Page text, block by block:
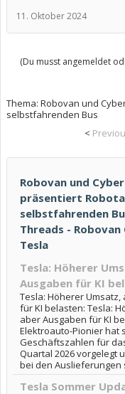
11. Oktober 2024
(Du musst angemeldet
Thema: Robovan und
selbstfahrenden Bus
<
Robovan und
präsentiert
selbstfahrenden
Threads - Robovan
Tesla
Tesla: Höherer
Ausgaben für KI
Tesla: Höherer Umsatz,
für KI belasten: Tesla:
aber Ausgaben für KI
Elektroauto-Pionier hat
Geschäftszahlen für
Quartal 2026 vorgelegt
bei den Auslieferungen
Tesla Sommer